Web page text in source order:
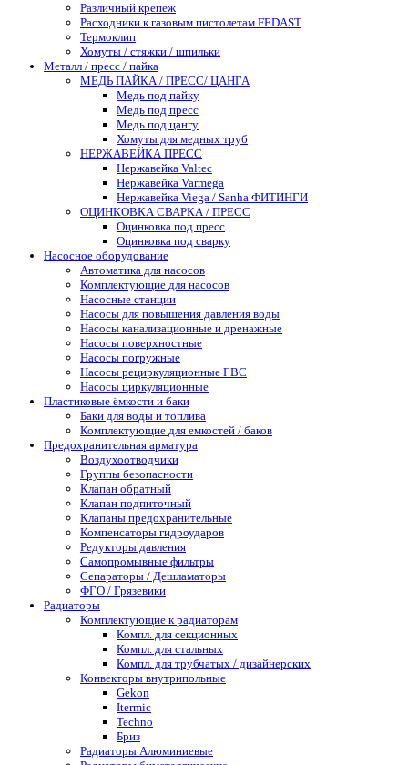
Различный крепеж
Расходники к газовым пистолетам FEDAST
Термоклип
Хомуты / стяжки / шпильки
Металл / пресс / пайка
МЕДЬ ПАЙКА / ПРЕСС/ ЦАНГА
Медь под пайку
Медь под пресс
Медь под цангу
Хомуты для медных труб
НЕРЖАВЕЙКА ПРЕСС
Нержавейка Valtec
Нержавейка Varmega
Нержавейка Viega / Sanha ФИТИНГИ
ОЦИНКОВКА СВАРКА / ПРЕСС
Оцинковка под пресс
Оцинковка под сварку
Насосное оборудование
Автоматика для насосов
Комплектующие для насосов
Насосные станции
Насосы для повышения давления воды
Насосы канализационные и дренажные
Насосы поверхностные
Насосы погружные
Насосы рециркуляционные ГВС
Насосы циркуляционные
Пластиковые ёмкости и баки
Баки для воды и топлива
Комплектующие для емкостей / баков
Предохранительная арматура
Воздухоотводчики
Группы безопасности
Клапан обратный
Клапан подпиточный
Клапаны предохранительные
Компенсаторы гидроударов
Редукторы давления
Самопромывные фильтры
Сепараторы / Дешламаторы
ФГО / Грязевики
Радиаторы
Комплектующие к радиаторам
Компл. для секционных
Компл. для стальных
Компл. для трубчатых / дизайнерских
Конвекторы внутрипольные
Gekon
Itermic
Techno
Бриз
Радиаторы Алюминиевые